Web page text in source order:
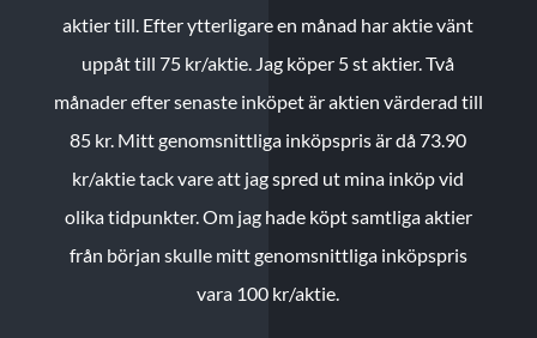
aktier till. Efter ytterligare en månad har aktie vänt
uppåt till 75 kr/aktie. Jag köper 5 st aktier.Två
månader efter senaste inköpet är aktien värderad till
85 kr. Mitt genomsnittliga inköpspris är då 73.90
kr/aktie tack vare att jag spred ut mina inköp vid
olika tidpunkter. Om jag hade köpt samtliga aktier
från början skulle mitt genomsnittliga inköpspris
vara 100 kr/aktie.